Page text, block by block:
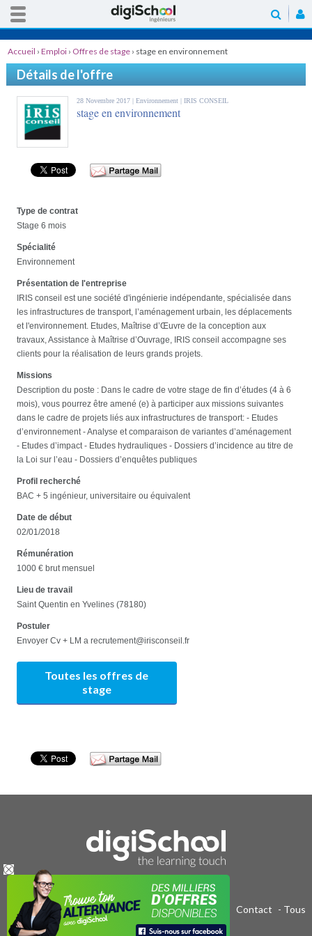
Accueil › Emploi › Offres de stage › stage en environnement
Détails de l'offre
28 Novembre 2017 | Environnement | IRIS CONSEIL
stage en environnement
Type de contrat
Stage 6 mois
Spécialité
Environnement
Présentation de l'entreprise
IRIS conseil est une société d'ingénierie indépendante, spécialisée dans
les infrastructures de transport, l’aménagement urbain, les déplacements
et l'environnement. Etudes, Maîtrise d’Œuvre de la conception aux
travaux, Assistance à Maîtrise d’Ouvrage, IRIS conseil accompagne ses
clients pour la réalisation de leurs grands projets.
Missions
Description du poste : Dans le cadre de votre stage de fin d’études (4 à 6
mois), vous pourrez être amené (e) à participer aux missions suivantes
dans le cadre de projets liés aux infrastructures de transport: - Etudes
d’environnement - Analyse et comparaison de variantes d’aménagement
- Etudes d’impact - Etudes hydrauliques - Dossiers d’incidence au titre de
la Loi sur l’eau - Dossiers d’enquêtes publiques
Profil recherché
BAC + 5 ingénieur, universitaire ou équivalent
Date de début
02/01/2018
Rémunération
1000 € brut mensuel
Lieu de travail
Saint Quentin en Yvelines (78180)
Postuler
Envoyer Cv + LM a recrutement@irisconseil.fr
Toutes les offres de
stage
Publicité sur le réseau digiSchool - C.G.U/C.G.V Contact - Tous
droits réservés 2011-2020